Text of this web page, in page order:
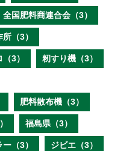
全国肥料商連合会（3）
（3）
3） 籾すり機（3）
肥料散布機（3）
福島県（3）
（3） ジビエ（3）